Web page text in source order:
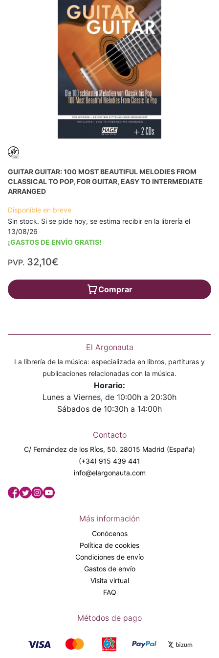
GUITAR GUITAR: 100 MOST BEAUTIFUL MELODIES FROM
CLASSICAL TO POP, FOR GUITAR, EASY TO INTERMEDIATE
ARRANGED
Disponible en breve
Sin stock. Si se pide hoy, se estima recibir en la librería el
13/08/26
¡GASTOS DE ENVÍO GRATIS!
PVP. 32,10€
Comprar
El Argonauta
La librería de la música: especializada en libros, partituras y
publicaciones relacionadas con la música.
Horario:
Lunes a Viernes, de 10:00h a 20:30h
Sábados de 10:30h a 14:00h
Contacto
C/ Fernández de los Ríos, 50. 28015 Madrid (España)
(+34) 915 439 441
info@elargonauta.com
Más información
Conócenos
Política de cookies
Condiciones de envío
Gastos de envío
Visita virtual
FAQ
Métodos de pago